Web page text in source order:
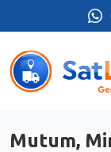
Mutum,